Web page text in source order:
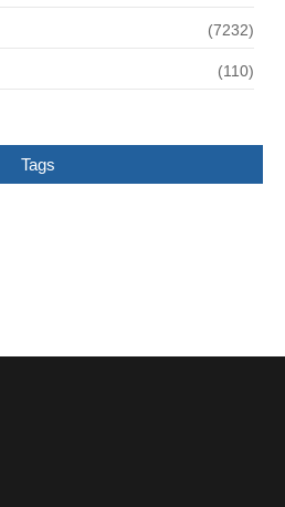
(7232)
(110)
Tags